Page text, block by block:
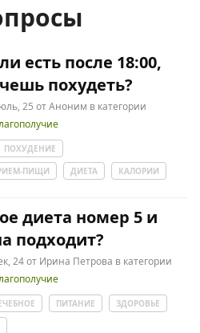
есть после 18:00,
похудеть?
25 отАноним в категории
ПОХУДЕНИЕ
ПИЩИ
ДИЕТА КАЛОРИИ
диета номер 5 и
подходит?
24 от Ирина Петрова в категории
ПИТАНИЕ
ЗДОРОВЬЕ